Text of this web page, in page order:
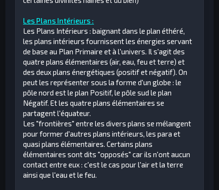
Les Plans Intérieurs :
Les Plans Intérieurs : baignant dans le plan éthéré,
les plans intérieurs fournissent les énergies servant
de base au Plan Primaire et à l'univers. Il s'agit des
quatre plans élémentaires (air, eau, feu et terre) et
des deux plans énergétiques (positif et négatif). On
peut les représenter sous la forme d'un globe : le
pôle nord est le plan Positif, le pôle sud le plan
Négatif. Et les quatre plans élémentaires se
partagent l'équateur.
Les "frontières" entre les divers plans se mélangent
pour former d'autres plans intérieurs, les para et
quasi plans élémentaires. Certains plans
élémentaires sont dits "opposés" car ils n'ont aucun
contact entre eux : c'est le cas pour l'air et la terre
ainsi que l'eau et le feu.